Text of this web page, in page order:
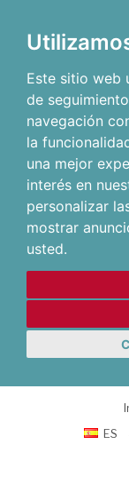
Este sitio web
de
navegación
la
una mejor
interés en
personalizar
mostrar
usted.
ES